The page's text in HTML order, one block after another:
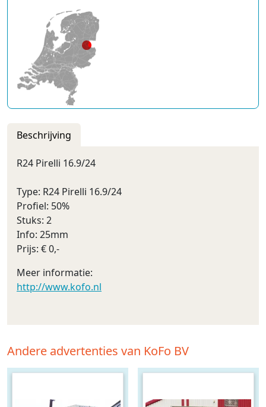
Beschrijving
R24 Pirelli 16.9/24
Type: R24 Pirelli 16.9/24
Profiel: 50%
Stuks: 2
Info: 25mm
Prijs: € 0,-
Meer informatie:
http://www.kofo.nl
Andere advertenties van KoFo BV